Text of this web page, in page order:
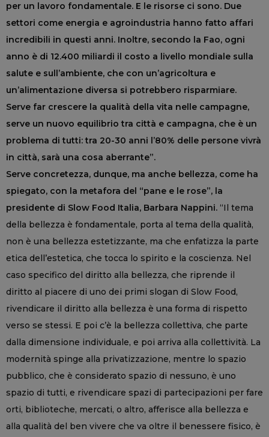
per un lavoro fondamentale. E le risorse ci sono. Due
settori come energia e agroindustria hanno fatto affari
incredibili in questi anni. Inoltre, secondo la Fao, ogni
anno è di 12.400 miliardi il costo a livello mondiale sulla
salute e sull’ambiente, che con un’agricoltura e
un’alimentazione diversa si potrebbero risparmiare.
Serve far crescere la qualità della vita nelle campagne,
serve un nuovo equilibrio tra città e campagna, che è un
problema di tutti: tra 20-30 anni l’80% delle persone vivrà
in città, sarà una cosa aberrante”.
Serve concretezza, dunque, ma anche bellezza, come ha
spiegato, con la metafora del “pane e le rose”, la
presidente di Slow Food Italia, Barbara Nappini. “Il tema
della bellezza è fondamentale, porta al tema della qualità,
non è una bellezza estetizzante, ma che enfatizza la parte
etica dell’estetica, che tocca lo spirito e la coscienza. Nel
caso specifico del diritto alla bellezza, che riprende il
diritto al piacere di uno dei primi slogan di Slow Food,
rivendicare il diritto alla bellezza è una forma di rispetto
verso se stessi. E poi c’è la bellezza collettiva, che parte
dalla dimensione individuale, e poi arriva alla collettività. La
modernità spinge alla privatizzazione, mentre lo spazio
pubblico, che è considerato spazio di nessuno, è uno
spazio di tutti, e rivendicare spazi di partecipazioni per fare
orti, biblioteche, mercati, o altro, afferisce alla bellezza e
alla qualità del ben vivere che va oltre il benessere fisico, è